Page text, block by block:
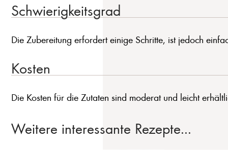
Schwierigkeitsgrad
Die Zubereitung erfordert einige Schritte, ist jedoch
Kosten
Die Kosten für die Zutaten sind moderat und leicht
Weitere interessante Rezepte...